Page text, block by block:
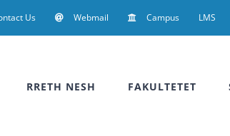
Us Webmail Campus LMS
RRETH NESH FAKULTETET